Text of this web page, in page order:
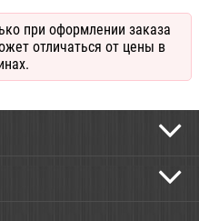
при оформлении заказа
отличаться от цены в